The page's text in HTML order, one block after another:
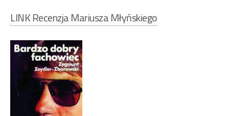
LINK Recenzja Mariusza Młyńskiego